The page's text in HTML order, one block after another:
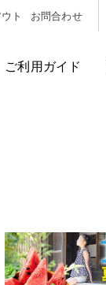
ト お問合わせ
ご利用ガイド